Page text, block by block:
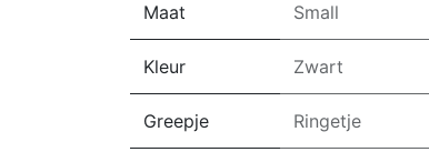
Maat Small
Kleur Zwart
Greepje Ringetje